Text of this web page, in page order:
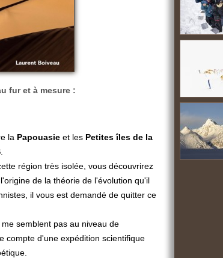
fur et à mesure :
la Papouasie et les Petites îles de la
région très isolée, vous découvrirez
l'origine de la théorie de l'évolution qu'il
il vous est demandé de quitter ce
semblent pas au niveau de
compte d'une expédition scientifique